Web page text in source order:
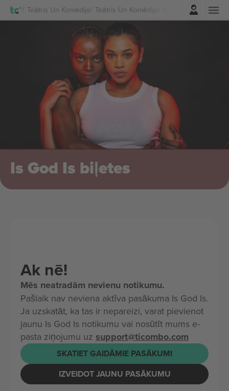
Teātris Un Komēdija Teātris Un Komēdija Is God Is Biļetes
Pierakstīties
Is God Is biļetes
Ak nē!
Mēs neatradām nevienu notikumu.
Pašlaik nav neviena aktīva pasākuma Is God Is.
Ja uzskatāt, ka tas ir nepareizi, varat pievienot
jaunu Is God Is notikumu vai nosūtīt mums e-
pasta ziņojumu uz support@ticombo.com
SKATIET GAIDĀMIE PASĀKUMI
IZVEIDOT JAUNU PASĀKUMU